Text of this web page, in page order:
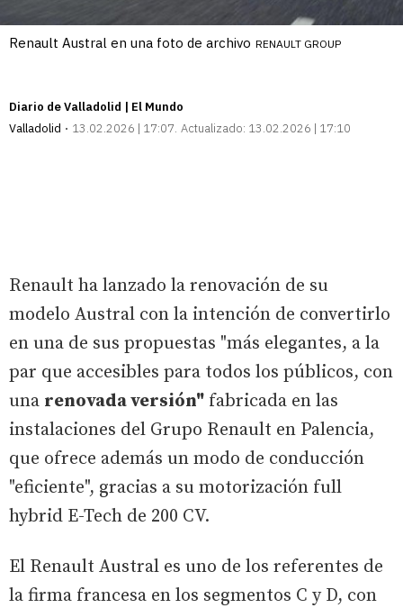
Renault Austral en una foto de archivo RENAULT GROUP
Diario de Valladolid | El Mundo
Valladolid
13.02.2026 | 17:07 Actualizado: 13.02.2026 | 17:10
Renault ha lanzado la renovación de su
modelo Austral con la intención de convertirlo
en una de sus propuestas "más elegantes, a la
par que accesibles para todos los públicos, con
una renovada versión" fabricada en las
instalaciones del Grupo Renault en Palencia,
que ofrece además un modo de conducción
"eficiente", gracias a su motorización full
hybrid E-Tech de 200 CV.
El Renault Austral es uno de los referentes de
la firma francesa en los segmentos C y D, con